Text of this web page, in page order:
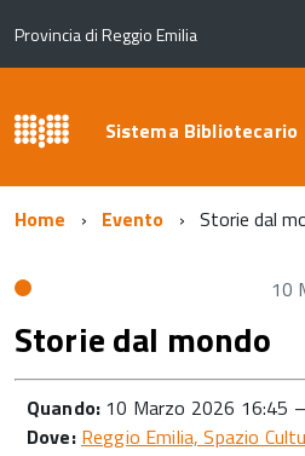
Provincia di Reggio Emilia
Sistema Bibliotecario
Home Evento Storie dal
10
Storie dal mondo
Quando: 10 Marzo 2026 16:45 –
Dove: Reggio Emilia, Spazio